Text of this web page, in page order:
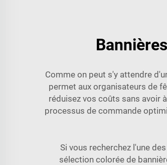
Comme on peut s'y attendre
permet aux organisateurs de
réduisez vos coûts sans avoir
processus de commande
Si vous recherchez l'une
sélection colorée de